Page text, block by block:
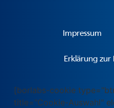
Impressum
Erklärung zur
[borlabs-cookie
title="Cookie-Auswahl"